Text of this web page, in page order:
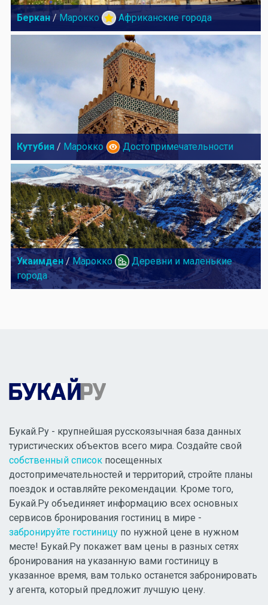
Беркан / Марокко Африканские города
Кутубия / Марокко Достопримечательности
Укаимден/ Марокко
Деревни и маленькие
города
Букай.Ру - крупнейшая русскоязычная база данных
туристических объектов всего мира. Создайте свой
собственный список посещенных
достопримечательностей и территорий, стройте планы
поездок и оставляйте рекомендации. Кроме того,
Букай.Ру объединяет информацию всех основных
сервисов бронирования гостиниц в мире -
забронируйте гостиницу по нужной цене в нужном
месте! Букай.Ру покажет вам цены в разных сетях
бронирования на указанную вами гостиницу в
указанное время, вам только останется забронировать
у агента, который предложит лучшую цену.